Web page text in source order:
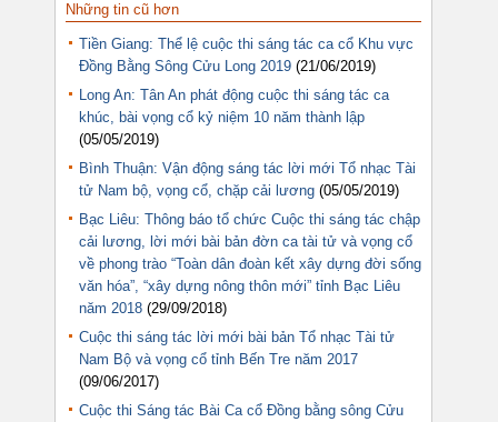
Những tin cũ hơn
Tiền Giang: Thể lệ cuộc thi sáng tác ca cổ Khu vực
Đồng Bằng Sông Cửu Long 2019 (21/06/2019)
Long An: Tân An phát động cuộc thi sáng tác ca
khúc, bài vọng cổ kỷ niệm 10 năm thành lập
(05/05/2019)
Bình Thuận: Vận động sáng tác lời mới Tổ nhạc Tài
tử Nam bộ, vọng cổ, chặp cải lương (05/05/2019)
Bạc Liêu: Thông báo tổ chức Cuộc thi sáng tác chập
cải lương, lời mới bài bản đờn ca tài tử và vọng cổ
về phong trào “Toàn dân đoàn kết xây dựng đời sống
văn hóa”, “xây dựng nông thôn mới” tỉnh Bạc Liêu
năm 2018 (29/09/2018)
Cuộc thi sáng tác lời mới bài bản Tổ nhạc Tài tử
Nam Bộ và vọng cổ tỉnh Bến Tre năm 2017
(09/06/2017)
Cuộc thi Sáng tác Bài Ca cổ Đồng bằng sông Cửu